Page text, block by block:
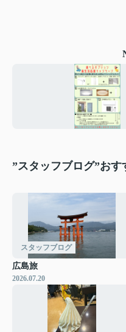
”スタッフブログ”おす
スタッフブログ
広島旅
2026.07.20